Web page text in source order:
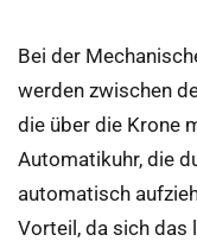
Bei der
werden zwischen
die über die Krone
Automatikuhr, die
automatisch
Vorteil, da sich das